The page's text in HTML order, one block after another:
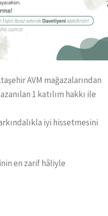
AVM mağazalarından
1 katılım hakkı ile
iyi hissetmesini
en zarif hâliyle